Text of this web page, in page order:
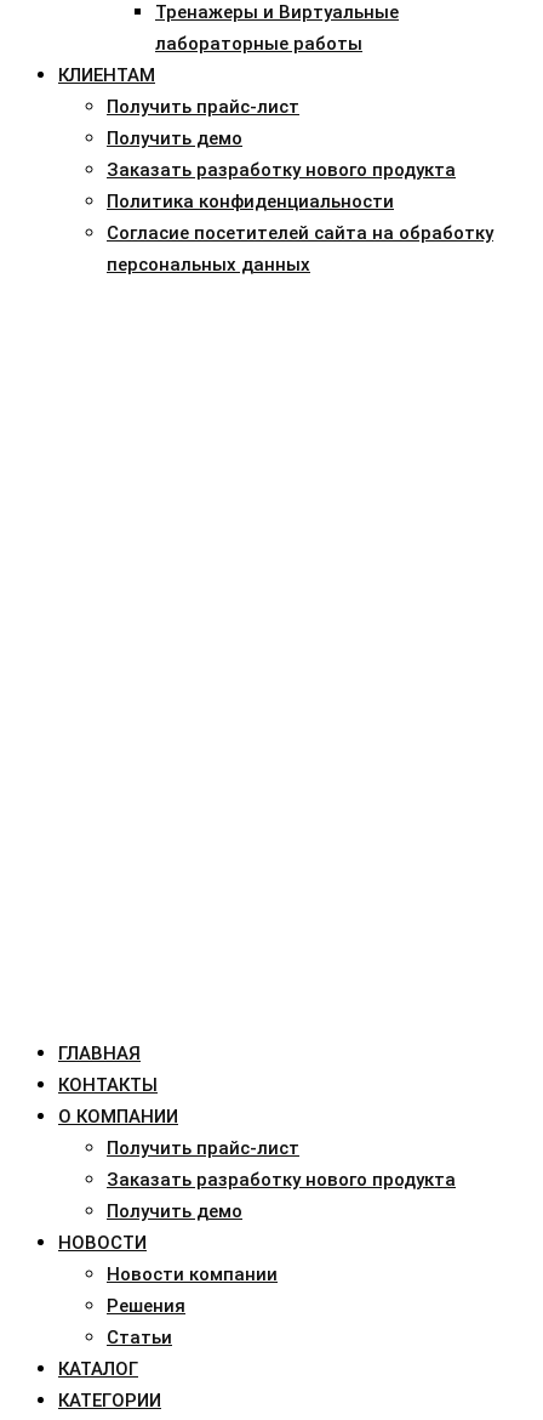
Тренажеры и Виртуальные
лабораторные работы
КЛИЕНТАМ
Получить прайс-лист
Получить демо
Заказать разработку нового продукта
Политика конфиденциальности
Согласие посетителей сайта на обработку
персональных данных
ГЛАВНАЯ
КОНТАКТЫ
О КОМПАНИИ
Получить прайс-лист
Заказать разработку нового продукта
Получить демо
НОВОСТИ
Новости компании
Решения
Статьи
КАТАЛОГ
КАТЕГОРИИ